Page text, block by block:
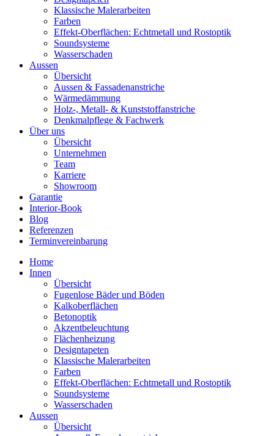
Klassische Malerarbeiten
Farben
Effekt-Oberflächen: Echtmetall und Rostoptik
Soundsysteme
Wasserschaden
Aussen
Übersicht
Aussen & Fassadenanstriche
Wärmedämmung
Holz-, Metall- & Kunststoffanstriche
Denkmalpflege & Fachwerk
Über uns
Übersicht
Unternehmen
Team
Karriere
Showroom
Garantie
Interior-Book
Blog
Referenzen
Terminvereinbarung
Home
Innen
Übersicht
Fugenlose Bäder und Böden
Kalkoberflächen
Betonoptik
Akzentbeleuchtung
Flächenheizung
Designtapeten
Klassische Malerarbeiten
Farben
Effekt-Oberflächen: Echtmetall und Rostoptik
Soundsysteme
Wasserschaden
Aussen
Übersicht